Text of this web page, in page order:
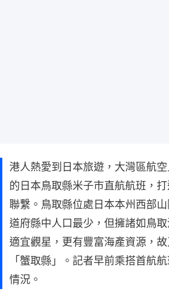
港人熱愛到日本旅遊，大灣區航
的日本鳥取縣米子市直航航班，
聯繫。鳥取縣位處日本本州西部
道府縣中人口最少，但擁諸如鳥取
適宜觀星，更有豐富海產資源，
「蟹取縣」。記者早前乘搭首航
情況。